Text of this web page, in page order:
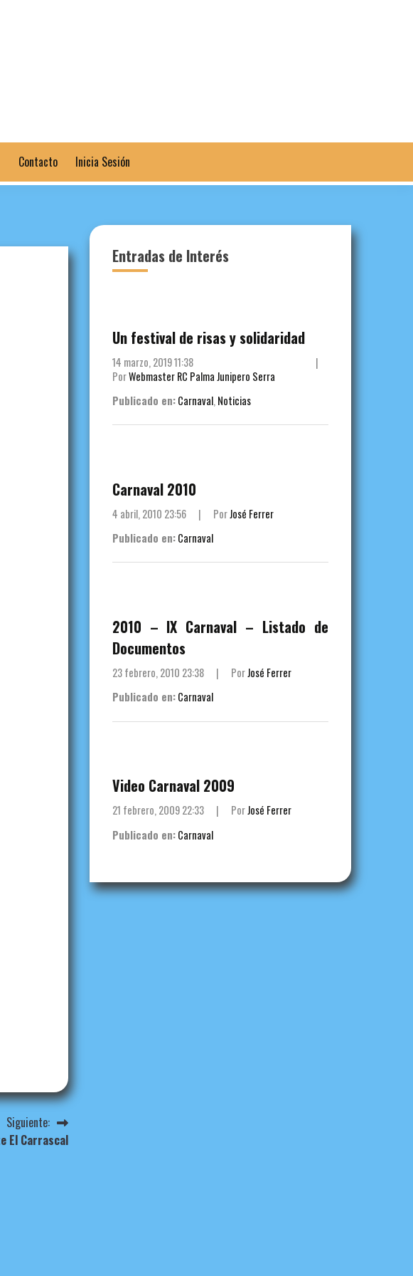
Contacto Inicia Sesión
Siguiente:
El Carrascal
Entradas de Interés
Un festival de risas y solidaridad
14 marzo, 2019 11:38
|
PorWebmaster RC Palma Junipero Serra
Publicado en: Carnaval, Noticias
Carnaval 2010
4 abril, 2010 23:56 | PorJosé Ferrer
Publicado en: Carnaval
2010 – IX Carnaval – Listado de
Documentos
23 febrero, 2010 23:38 | PorJosé Ferrer
Publicado en: Carnaval
Video Carnaval 2009
21 febrero, 2009 22:33 | PorJosé Ferrer
Publicado en: Carnaval